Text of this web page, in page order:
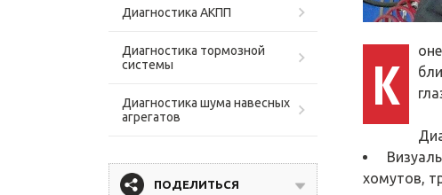
К
хомутов,
Диагностика АКПП
Диагностика тормозной
системы
Диагностика шума навесных
агрегатов
ПОДЕЛИТЬСЯ